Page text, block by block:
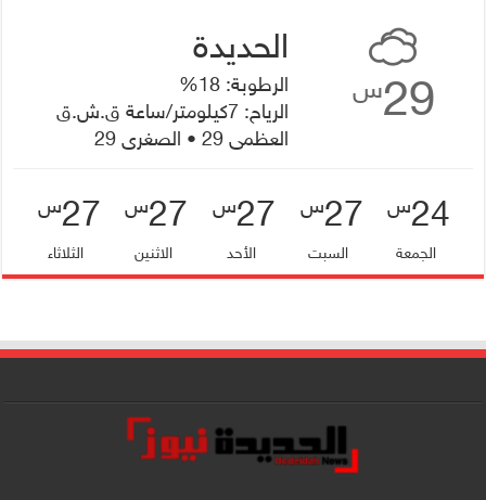
29س
الرطوبة: 18%
الرياح: 7كيلومتر/ساعة ق.ش.ق‎
العظمى 29 • الصغرى 29
24س
الجمعة
27س
السبت
27س
الأحد
27س
الاثنين
27س
الثلاثاء